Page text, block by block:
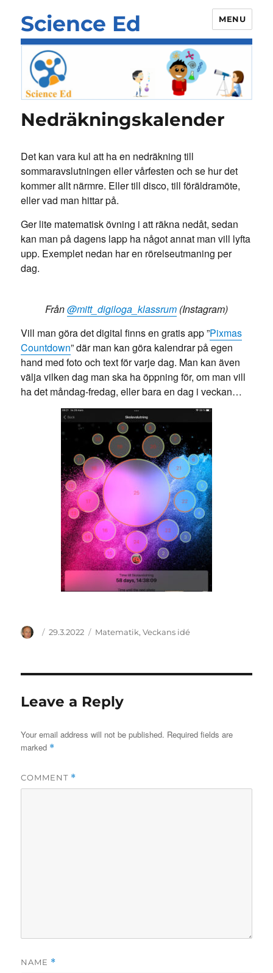
Science Ed MENU
Nedräkningskalender
Det kan vara kul att ha en nedräkning till
sommaravslutningen eller vårfesten och se hur det
kommer allt närmre. Eller till disco, till föräldramöte,
eller vad man hittar på.
Ger lite matematisk övning i att räkna nedåt, sedan
kan man på dagens lapp ha något annat man vill lyfta
upp. Exemplet nedan har en rörelseutmaning per
dag.
Från@mitt_digiloga_klassrum (Instagram)
Vill man göra det digital finns en gratis app ”Pixmas
Countdown” där man kan göra kalendrar på egen
hand med foto och text för varje dag. Man kan även
välja vilken dag man ska ha öppning för, om man vill
ha det måndag-fredag, eller bara en dag i veckan…
Author
Posted
29.3.2022 Categories
Matematik,Veckans idé
Leave a Reply
Your email address will not be published. Required fields are
marked *
COMMENT *
NAME *